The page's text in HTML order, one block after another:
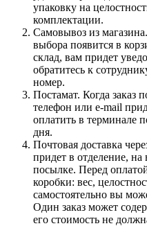
упаковку на
комплектации.
Самовывоз из
выбора появится в
склад, вам придет
обратитесь к
номер.
Постамат. Когда заказ
телефон или e-mail
оплатить в терминале
дня.
Почтовая доставка
придет в отделение,
посылке. Перед
коробки: вес,
самостоятельно вы
Один заказ может
его стоимость не